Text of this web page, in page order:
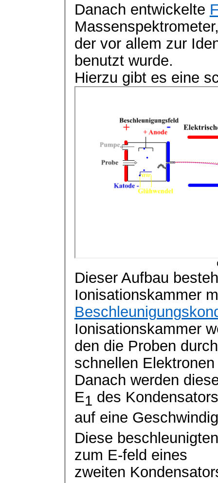
Danach entwickelte
der vor allem zur
benutzt wurde.
Hierzu gibt es eine
Dieser Aufbau
Ionisationskammer
Ionisationskammer
den die Proben
schnellen
Danach werden
E1 des Kondensators
auf eine
Diese
zum E-feld eines
zweiten